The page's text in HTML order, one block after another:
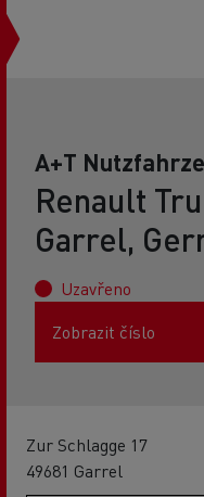
A+T
Renault
Garrel,
Uzavřeno
Zobrazit číslo
Zur Schlagge 17
49681 Garrel